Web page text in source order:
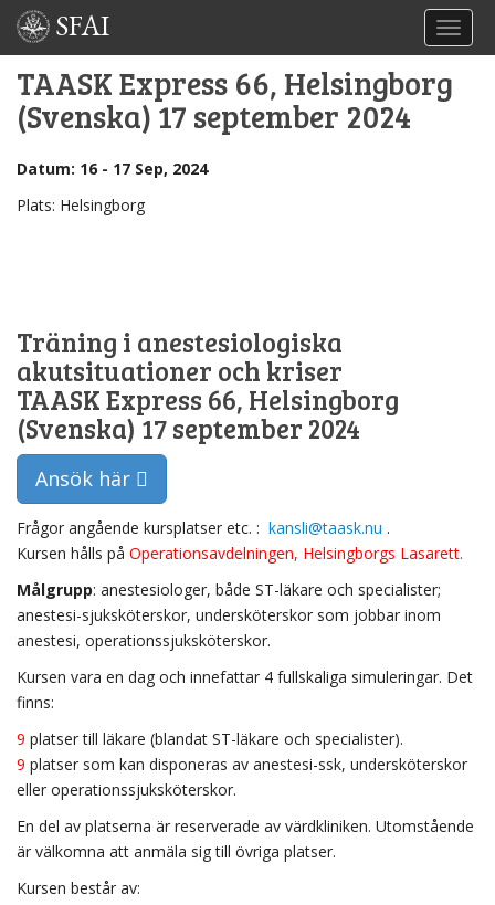
SFAI
TAASK Express 66, Helsingborg
(Svenska) 17 september 2024
Datum: 16 - 17 Sep, 2024
Plats: Helsingborg
Träning i anestesiologiska
akutsituationer och kriser
TAASK Express 66, Helsingborg
(Svenska) 17 september 2024
Ansök här
Frågor angående kursplatser etc. : kansli@taask.nu .
Kursen hålls på Operationsavdelningen, Helsingborgs Lasarett.
Målgrupp: anestesiologer, både ST-läkare och specialister;
anestesi-sjuksköterskor, undersköterskor som jobbar inom
anestesi, operationssjuksköterskor.
Kursen vara en dag och innefattar 4 fullskaliga simuleringar. Det
finns:
9 platser till läkare (blandat ST-läkare och specialister).
9 platser som kan disponeras av anestesi-ssk, undersköterskor
eller operationssjuksköterskor.
En del av platserna är reserverade av värdkliniken. Utomstående
är välkomna att anmäla sig till övriga platser.
Kursen består av: